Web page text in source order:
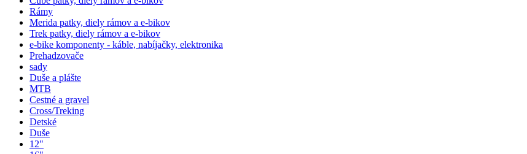
Rámy
Merida patky, diely rámov a e-bikov
Trek patky, diely rámov a e-bikov
e-bike komponenty - káble, nabíjačky, elektronika
Prehadzovače
sady
Duše a plášte
MTB
Cestné a gravel
Cross/Treking
Detské
Duše
12"